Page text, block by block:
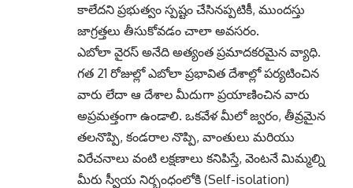
కాలేదని ప్రభుత్వం స్పష్టం చేసినప్పటికీ, ముందస్తు
జాగ్రత్తలు తీసుకోవడం చాలా అవసరం.
ఎబోలా వైరస్ అనేది అత్యంత ప్రమాదకరమైన వ్యాధి.
గత 21 రోజుల్లో ఎబోలా ప్రభావిత దేశాల్లో పర్యటించిన
వారు లేదా ఆ దేశాల మీదుగా ప్రయాణించిన వారు
అప్రమత్తంగా ఉండాలి. ఒకవేళ మీలో జ్వరం, తీవ్రమైన
తలనొప్పి, కండరాల నొప్పి, వాంతులు మరియు
విరేచనాలు వంటి లక్షణాలు కనిపిస్తే, వెంటనే మిమ్మల్ని
మీరు స్వీయ నిర్బంధంలోకి (Self-isolation)